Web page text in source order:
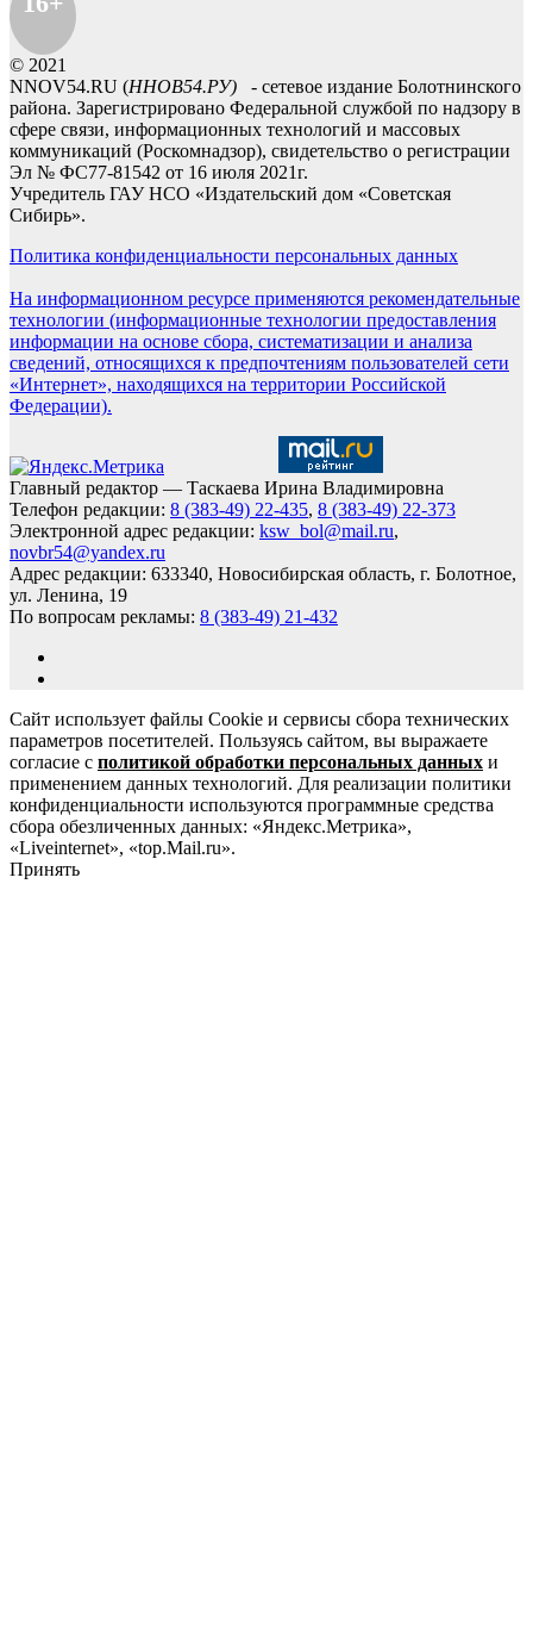
© 2021
NNOV54.RU (ННОВ54.РУ) - сетевое издание Болотнинского
района. Зарегистрировано Федеральной службой по надзору в
сфере связи, информационных технологий и массовых
коммуникаций (Роскомнадзор), свидетельство о регистрации
Эл № ФС77-81542 от 16 июля 2021г.
Учредитель ГАУ НСО «Издательский дом «Советская
Сибирь».
Политика конфиденциальности персональных данных
На информационном ресурсе применяются рекомендательные
технологии (информационные технологии предоставления
информации на основе сбора, систематизации и анализа
сведений, относящихся к предпочтениям пользователей сети
«Интернет», находящихся на территории Российской
Федерации).
Главный редактор — Таскаева Ирина Владимировна
Телефон редакции: 8 (383-49) 22-435, 8 (383-49) 22-373
Электронной адрес редакции: ksw_bol@mail.ru,
novbr54@yandex.ru
Адрес редакции: 633340, Новосибирская область, г. Болотное,
ул. Ленина, 19
По вопросам рекламы: 8 (383-49) 21-432
Сайт использует файлы Cookie и сервисы сбора технических
параметров посетителей. Пользуясь сайтом, вы выражаете
согласие с политикой обработки персональных данных и
применением данных технологий. Для реализации политики
конфиденциальности используются программные средства
сбора обезличенных данных: «Яндекс.Метрика»,
«Liveinternet», «top.Mail.ru».
Принять